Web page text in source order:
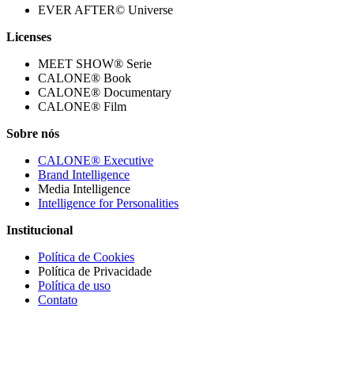
EVER AFTER© Universe
Licenses
MEET SHOW® Serie
CALONE® Book
CALONE® Documentary
CALONE® Film
Sobre nós
CALONE® Executive
Brand Intelligence
Media Intelligence
Intelligence for Personalities
Institucional
Política de Cookies
Política de Privacidade
Política de uso
Contato